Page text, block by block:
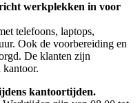
werkplekken in voor
telefoons, laptops,
Ook de voorbereiding en
De klanten zijn
kantoor.
kantoortijden.